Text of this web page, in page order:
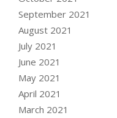
September 2021
August 2021
July 2021
June 2021
May 2021
April 2021
March 2021